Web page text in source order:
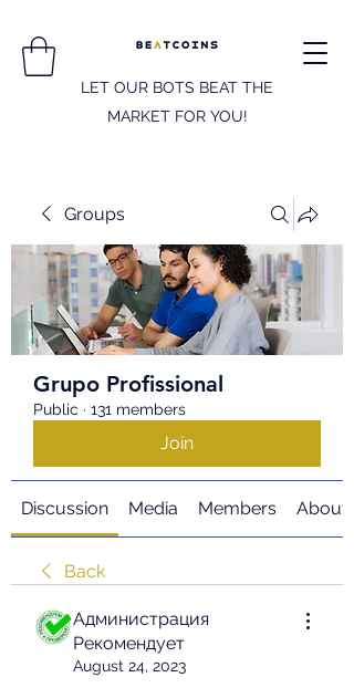
LET OUR BOTS BEAT THE
MARKET FOR YOU!
Groups
Grupo Profissional
Public · 131 members
Join
Discussion Media Members About
Back
Администрация
Рекомендует
August 24, 2023